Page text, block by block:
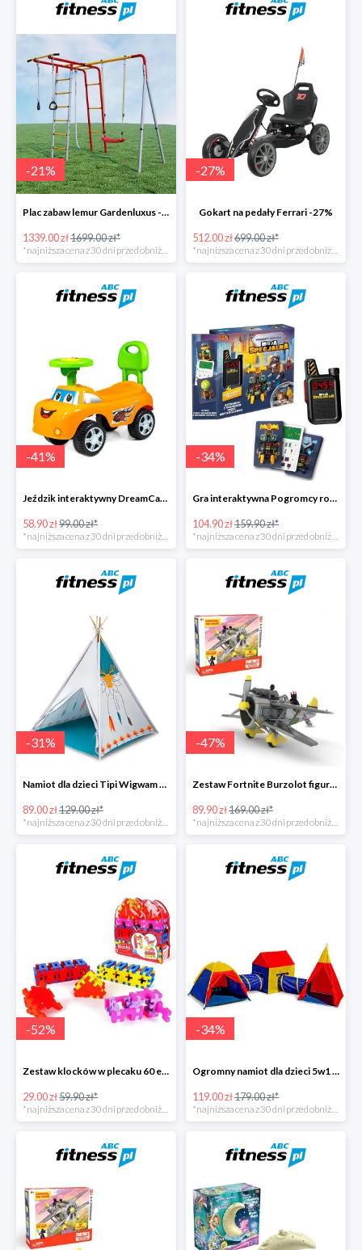
-21%
Plac zabaw lemur Gardenluxus -21%
1339.00 zł1699.00 zł*
-27%
Gokart na pedały Ferrari -27%
512.00 zł699.00 zł*
-41%
Jeździk interaktywny DreamCar -41%
58.90 zł99.00 zł*
-34%
Gra interaktywna Pogromcy robotów - Misja specjalna -34%
104.90 zł159.90 zł*
-31%
Namiot dla dzieci Tipi Wigwam -31%
89.00 zł129.00 zł*
*najniższa cena z 30 dni przed obniżką
-47%
Zestaw Fortnite Burzolot figurka -47%
89.90 zł169.00 zł*
*najniższa cena z 30 dni przed obniżką
-52%
Zestaw klocków w plecaku 60 elementów -52%
29.00 zł59.90 zł*
-34%
Ogromny namiot dla dzieci 5w1 labirynt -34%
119.00 zł179.00 zł*